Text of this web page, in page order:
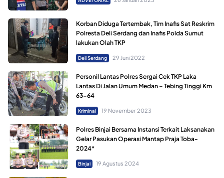
Korban Diduga Tertembak, Tim Inafis Sat Reskrim
Polresta Deli Serdang dan Inafis Polda Sumut
lakukan Olah TKP
Deli Serdang 29 Juni 2022
Personil Lantas Polres Sergai Cek TKP Laka
Lantas Di Jalan Umum Medan – Tebing Tinggi Km
63-64
Kriminal 19 November 2023
Polres Binjai Bersama Instansi Terkait Laksanakan
Gelar Pasukan Operasi Mantap Praja Toba-
2024*
Binjai 19 Agustus 2024